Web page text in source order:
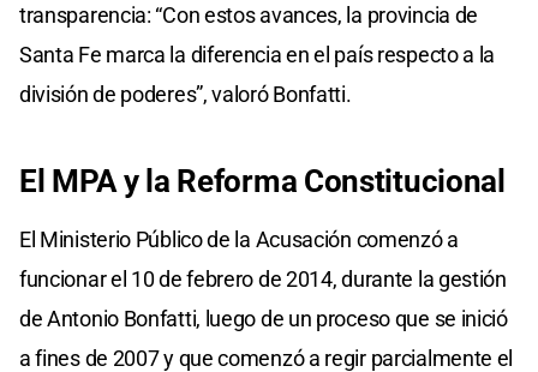
transparencia: “Con estos avances, la provincia de
Santa Fe marca la diferencia en el país respecto a la
división de poderes”, valoró Bonfatti.
El MPA y la Reforma Constitucional
El Ministerio Público de la Acusación comenzó a
funcionar el 10 de febrero de 2014, durante la gestión
de Antonio Bonfatti, luego de un proceso que se inició
a fines de 2007 y que comenzó a regir parcialmente el